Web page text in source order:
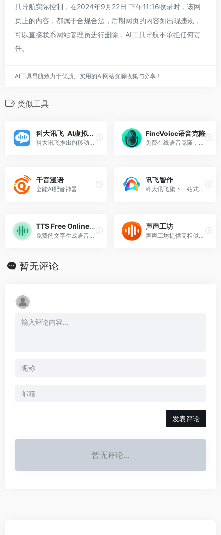
具导航实际控制，在2024年9月22日 下午11:16收录时，该网
页上的内容，都属于合规合法，后期网页的内容如出现违规，
可以直接联系网站管理员进行删除，AI工具导航不承担任何责
任。
AI工具导航致力于优质、实用的AI网站资源收集与分享！
类似工具
科大讯飞-AI虚拟主播
科大讯飞推出的移动互联网智能交互平台，为开发者免费提供：涵盖语音能力增强型SDK，一站式人机智能语音交互解决方案，专业全面的移动应用分析；
FineVoice语音克隆
免费在线语音克隆，1 分钟克隆你的声音，保留口音和所有细微差别。
千音漫语
全能AI配音神器
讯飞智作
科大讯飞旗下一站式AI音视频创作平台
TTS Free Online免费文本转语音
免费的文字生成语音网站，包含各种方言（东北话、陕西话、粤语、闽南语）
声声工坊
声声工坊提供高相似度声音克隆、Prompt 音色创建、流式语音生成和声音识别，一小段干净人声就能开始。
暂无评论
发表评论
暂无评论...